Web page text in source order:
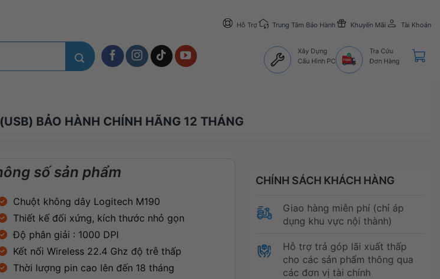
Hỗ Trợ Trung Tâm Bảo Hành Khuyến Mãi Tài Khoản
Xây Dựng
Cấu Hình PC
Tra Cứu
Đơn Hàng
BẢO HÀNH CHÍNH HÃNG 12 THÁNG
số sản phẩm
Chuột không dây Logitech M190
Thiết kế đối xứng, kích thước nhỏ gọn
Độ phân giải : 1000 DPI
Kết nối Wireless 22.4 Ghz độ trễ thấp
Thời lượng pin cao lên đến 18 tháng
CHÍNH SÁCH KHÁCH HÀNG
Giao hàng miễn phí (chỉ áp
dụng khu vực nội thành)
Hỗ trợ trả góp lãi xuất thấp
cho các sản phẩm thông qua
các đơn vị tài chính